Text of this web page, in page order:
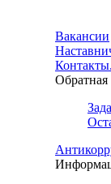
Вакансии
Обратная